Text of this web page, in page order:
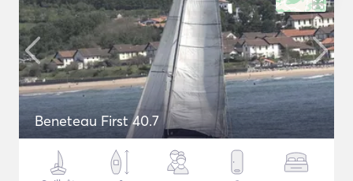
Beneteau First 40.7